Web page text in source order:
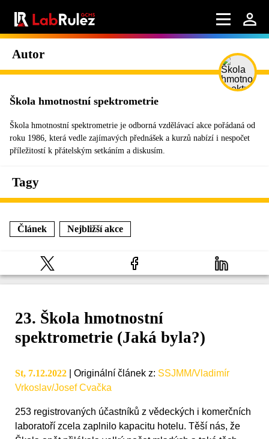
Autor
Škola hmotnostní spektrometrie
Škola hmotnostní spektrometrie je odborná vzdělávací akce pořádaná od
roku 1986, která vedle zajímavých přednášek a kurzů nabízí i nespočet
příležitostí k přátelským setkáním a diskusím.
Tagy
Článek Nejbližší akce
23. Škola hmotnostní
spektrometrie (Jaká byla?)
St, 7.12.2022 Originální článek z: SSJMM/Vladimír
Vrkoslav/Josef Cvačka
253 registrovaných účastníků z vědeckých i komerčních
laboratoří zcela zaplnilo kapacitu hotelu. Těší nás, že